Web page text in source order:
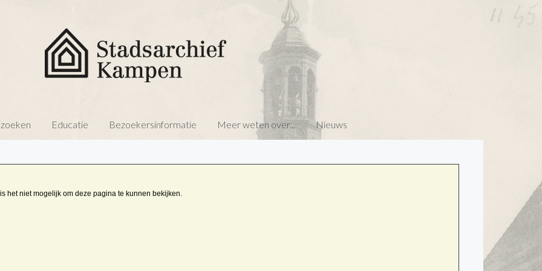
Educatie Bezoekersinformatie Meer weten over... Nieuws
het niet mogelijk om deze pagina te kunnen bekijken.